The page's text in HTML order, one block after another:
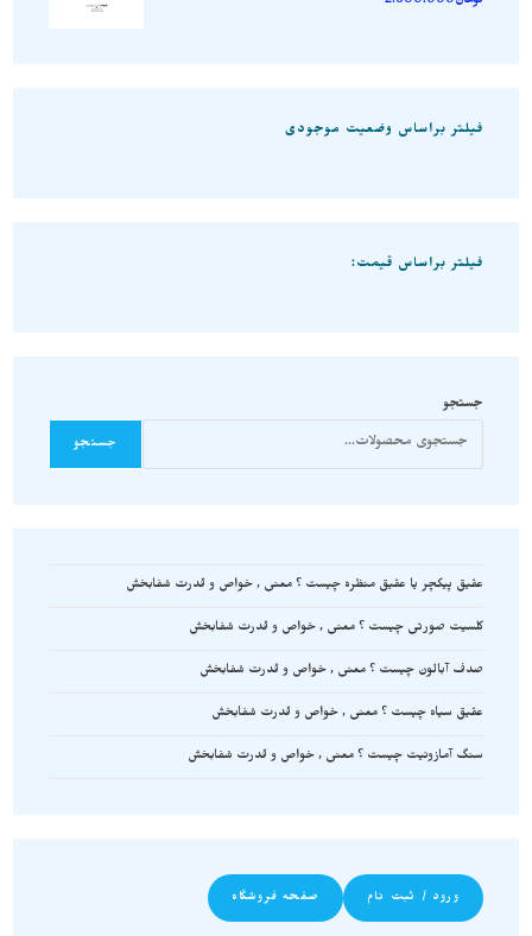
فیلتر براساس وضعیت موجودی
فیلتر براساس قیمت:
جستجو
جستجو
عقیق پیکچر یا عقیق منظره چیست ؟ معنی , خواص و قدرت شفابخش
کلسیت صورتی چیست ؟ معنی , خواص و قدرت شفابخش
صدف آبالون چیست ؟ معنی , خواص و قدرت شفابخش
عقیق سیاه چیست ؟ معنی , خواص و قدرت شفابخش
سنگ آمازونیت چیست ؟ معنی , خواص و قدرت شفابخش
ورود / ثبت نام صفحه فروشگاه